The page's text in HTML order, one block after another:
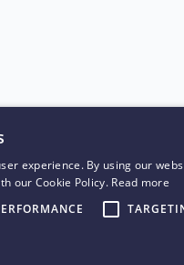
experience. By using our
our Cookie Policy. Read more